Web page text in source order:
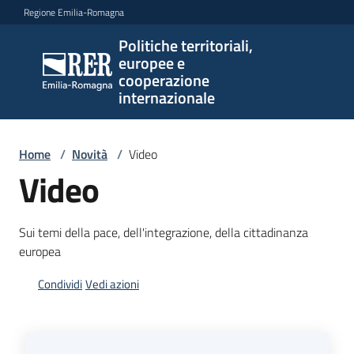
Vai al contenuto
Vai alla navigazione
Vai al footer
Regione Emilia-Romagna
Politiche territoriali,
europee e
cooperazione
internazionale
Politiche
territoriali,
europee e
cooperazione
Argomenti
Home / Novità / Video
Video
Sui temi della pace, dell'integrazione, della cittadinanza
europea
CondividiVedi azioni